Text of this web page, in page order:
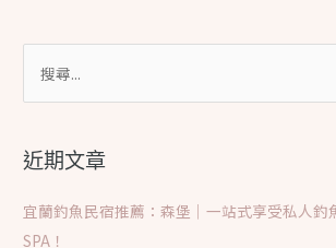
鍵
字
:
近期文章
宜蘭釣魚民宿推薦：森堡｜一站式享受私人釣
SPA！